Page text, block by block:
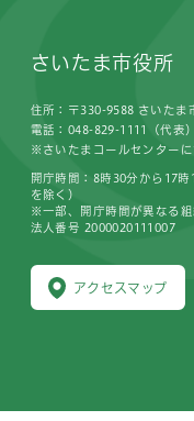
さいたま市役所
住所：〒330-9588 さいたま
電話：048-829-1111（代表）
※さいたまコールセンターに
アクセスマップ
開庁時間：8時30分から17
を除く）
※一部、開庁時間が異なる組
法人番号 2000020111007